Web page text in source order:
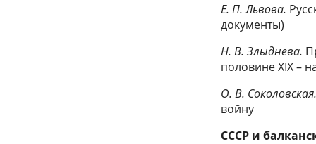
Е. П. Львова.
документы)
Н. В. Злыднева.
половине XIX –
О. В.
войну
СССР и